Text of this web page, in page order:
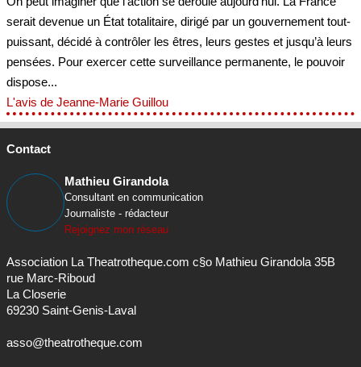
serait devenue un État totalitaire, dirigé par un gouvernement tout-
puissant, décidé à contrôler les êtres, leurs gestes et jusqu’à leurs
pensées. Pour exercer cette surveillance permanente, le pouvoir
dispose...
L'avis de Jeanne-Marie Guillou
Contact
Mathieu Girandola
Consultant en communication
Journaliste - rédacteur
Rejoignez mon réseau
Association La Theatrotheque.com c§o Mathieu Girandola 35B
rue Marc-Riboud
La Closerie
69230 Saint-Genis-Laval
asso@theatrotheque.com